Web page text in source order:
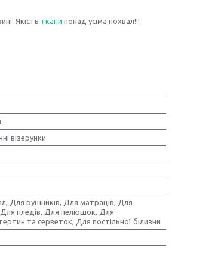
Якість ткани понад усіма похвал!!!
візерунки
Для рушників, Для матраців, Для
Для пледів, Для пелюшок, Для
та серветок, Для постільної білизни